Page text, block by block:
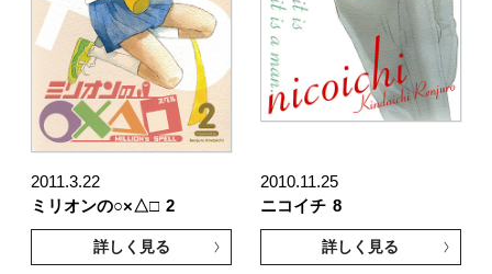
2011.3.22
ミリオンの○×△□ 2
詳しく見る
2010.11.25
ニコイチ 8
詳しく見る